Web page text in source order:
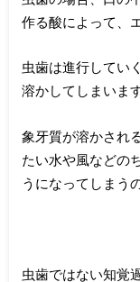
作る酸によって、
虫歯は進行してい
溶かしてしまいます
象牙質が溶かされ
たい水や風などの
うになってしまう
虫歯ではない知覚